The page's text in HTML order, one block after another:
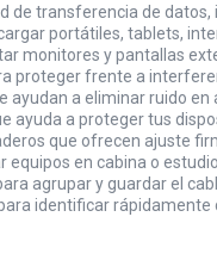
de transferencia de
portátiles, tablets,
monitores y pantallas
proteger frente a
a eliminar ruido
ayuda a proteger tus
que ofrecen ajuste
equipos en cabina o
agrupar y guardar el
identificar